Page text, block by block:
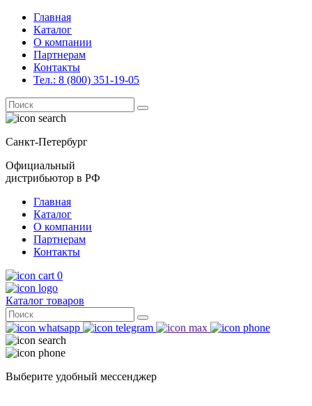
Главная
Каталог
О компании
Партнерам
Контакты
Тел.: 8 (800) 351-19-05
Поиск
for:
Санкт-Петербург
Официальный
дистрибьютор в РФ
Главная
Каталог
О компании
Партнерам
Контакты
0
Каталог товаров
Поиск
for:
Выберите удобный мессенджер